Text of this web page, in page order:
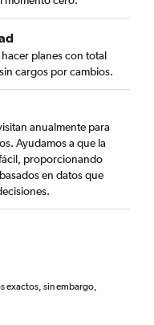
planes con total
cargos por cambios.
anualmente para
Ayudamos a que la
proporcionando
en datos que
exactos, sin embargo,